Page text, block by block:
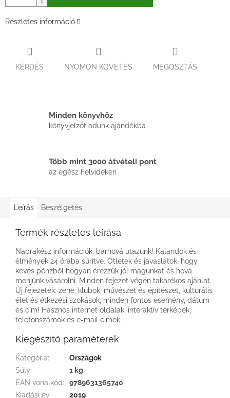
Részletes információ
KÉRDÉS NYOMON KÖVETÉS MEGOSZTÁS
Minden könyvhöz
könyvjelzőt adunk ajándékba
Több mint 3000 átvételi pont
az egész Felvidéken
Leírás Beszélgetés
Termék részletes leírása
Naprakész információk, bárhová utazunk! Kalandok és
élmények 24 órába sűrítve. Ötletek és javaslatok, hogy
kevés pénzből hogyan érezzük jól magunkat és hová
menjünk vásárolni. Minden fejezet végén takarékos ajánlat.
Új fejezetek: zene, klubok, művészet és építészet, kulturális
élet és étkezési szokások, minden fontos esemény, dátum
és cím! Hasznos internet oldalak, interaktív térképek,
telefonszámok és e-mail címek.
Kiegészítő paraméterek
Kategória:
Országok
Súly:
1 kg
EAN vonalkód:
9789631365740
Kiadási év:
2019